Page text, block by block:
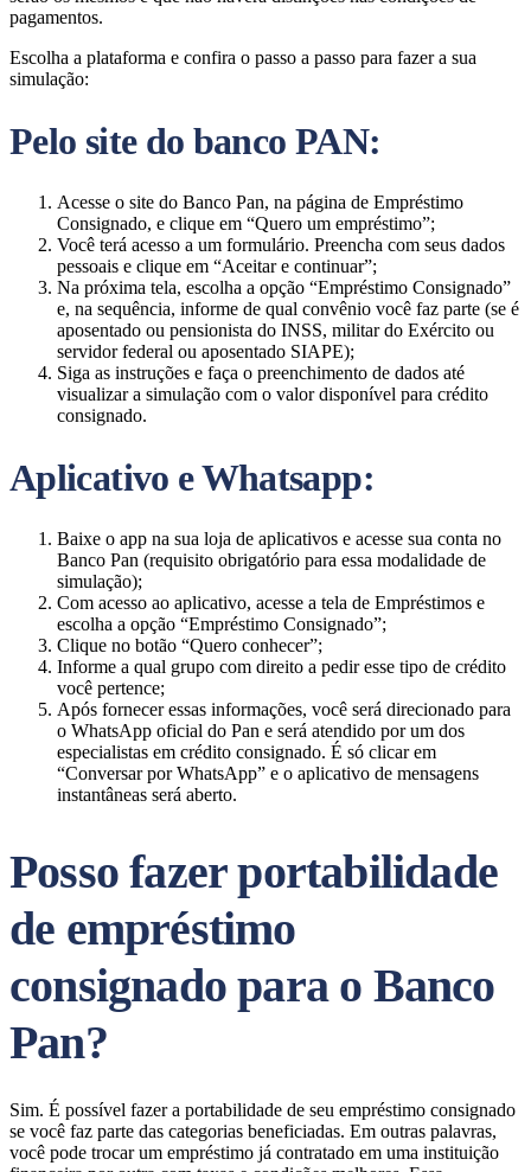
pagamentos.
Escolha a plataforma e confira o passo a passo para fazer a sua
simulação:
Pelo site do banco PAN:
Acesse o site do Banco Pan, na página de Empréstimo
Consignado, e clique em “Quero um empréstimo”;
Você terá acesso a um formulário. Preencha com seus dados
pessoais e clique em “Aceitar e continuar”;
Na próxima tela, escolha a opção “Empréstimo Consignado”
e, na sequência, informe de qual convênio você faz parte (se é
aposentado ou pensionista do INSS, militar do Exército ou
servidor federal ou aposentado SIAPE);
Siga as instruções e faça o preenchimento de dados até
visualizar a simulação com o valor disponível para crédito
consignado.
Aplicativo e Whatsapp:
Baixe o app na sua loja de aplicativos e acesse sua conta no
Banco Pan (requisito obrigatório para essa modalidade de
simulação);
Com acesso ao aplicativo, acesse a tela de Empréstimos e
escolha a opção “Empréstimo Consignado”;
Clique no botão “Quero conhecer”;
Informe a qual grupo com direito a pedir esse tipo de crédito
você pertence;
Após fornecer essas informações, você será direcionado para
o WhatsApp oficial do Pan e será atendido por um dos
especialistas em crédito consignado. É só clicar em
“Conversar por WhatsApp” e o aplicativo de mensagens
instantâneas será aberto.
Posso fazer portabilidade
de empréstimo
consignado para o Banco
Pan?
Sim. É possível fazer a portabilidade de seu empréstimo consignado
se você faz parte das categorias beneficiadas. Em outras palavras,
você pode trocar um empréstimo já contratado em uma instituição